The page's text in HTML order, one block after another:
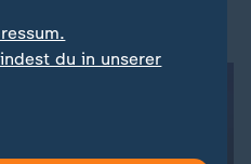
Wirkung gezeigt.
du in unserer